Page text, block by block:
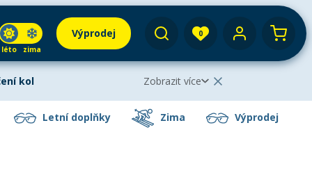
léto zima
Výprodej 0
Váš košík je prázdný
Vyhledat
Elektrokola
Střešní boxy Zimní vybavení
Skialpy
kol Zobrazit více
Letní doplňky Zima Výprodej